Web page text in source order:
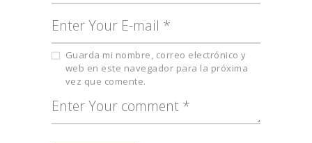
Guarda mi nombre, correo electrónico y
web en este navegador para la próxima
vez que comente.